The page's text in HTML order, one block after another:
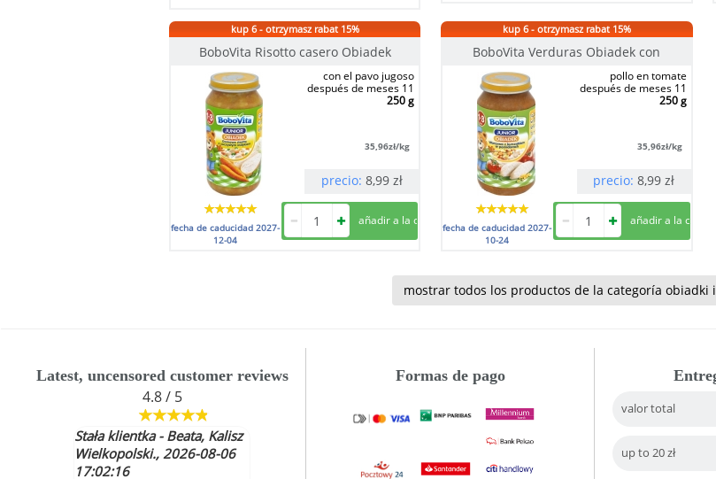
kup 6 - otrzymasz rabat 15%
BoboVita Risotto casero Obiadek
con el pavo jugoso
después de meses 11
250 g
35,96zł/kg
precio: 8,99 zł
fecha de caducidad 2027-
12-04
kup 6 - otrzymasz rabat 15%
BoboVita Verduras Obiadek con
pollo en tomate
después de meses 11
250 g
35,96zł/kg
precio:8,99 zł
fecha de caducidad2027-
10-24
mostrar todos los productos de la categoría obiadki
Latest, uncensored customer reviews
4.8 / 5
Stała klientka - Beata, Kalisz
Wielkopolski., 2026-08-06
Alicja Bryzoń , 2026-08-06
14:36:13
Formas de pago
valor total
up to 20 zł